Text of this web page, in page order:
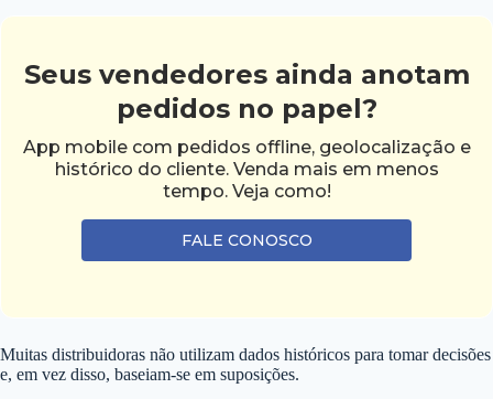
Seus vendedores ainda anotam
pedidos no papel?
App mobile com pedidos offline, geolocalização e
histórico do cliente. Venda mais em menos
tempo. Veja como!
FALE CONOSCO
Muitas distribuidoras não utilizam dados históricos para tomar decisões
e, em vez disso, baseiam-se em suposições.